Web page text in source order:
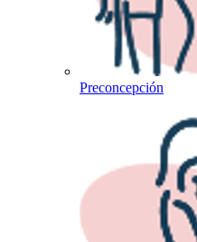
Preconcepción